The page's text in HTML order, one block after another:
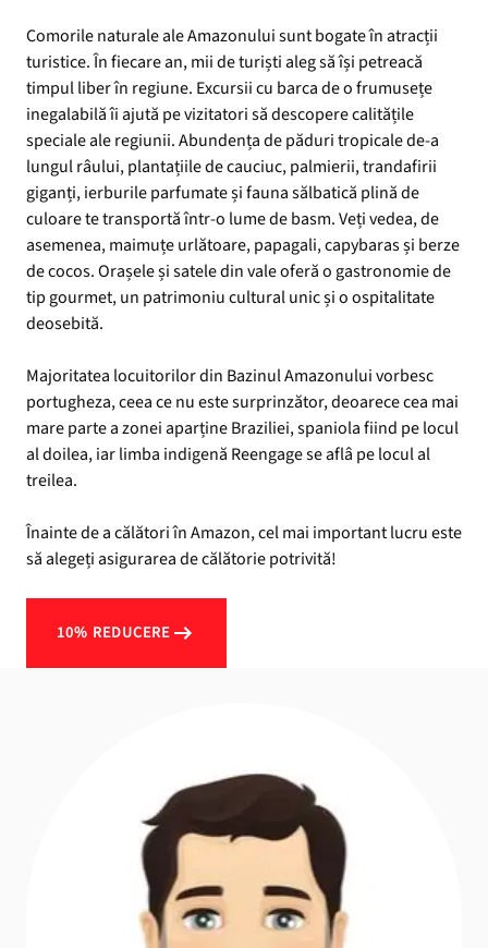
Comorile naturale ale Amazonului sunt bogate în atracții
turistice. În fiecare an, mii de turiști aleg să își petreacă
timpul liber în regiune. Excursii cu barca de o frumusețe
inegalabilă îi ajută pe vizitatori să descopere calitățile
speciale ale regiunii. Abundența de păduri tropicale de-a
lungul râului, plantațiile de cauciuc, palmierii, trandafirii
giganți, ierburile parfumate și fauna sălbatică plină de
culoare te transportă într-o lume de basm. Veți vedea, de
asemenea, maimuțe urlătoare, papagali, capybaras și berze
de cocos. Orașele și satele din vale oferă o gastronomie de
tip gourmet, un patrimoniu cultural unic și o ospitalitate
deosebită.
Majoritatea locuitorilor din Bazinul Amazonului vorbesc
portugheza, ceea ce nu este surprinzător, deoarece cea mai
mare parte a zonei aparține Braziliei, spaniola fiind pe locul
al doilea, iar limba indigenă Reengage se aflâ pe locul al
treilea.
Înainte de a călători în Amazon, cel mai important lucru este
să alegeți asigurarea de călătorie potrivită!
10% REDUCERE